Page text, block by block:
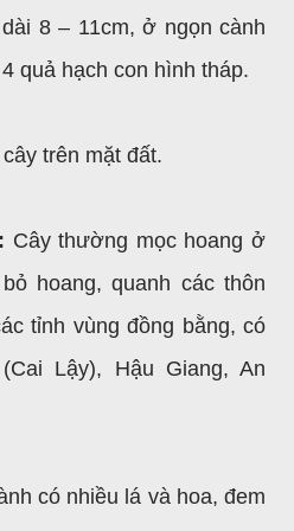
8 – 11cm, ở ngọn cành
quả hạch con hình tháp.
trên mặt đất.
Cây thường mọc hoang ở
hoang, quanh các thôn
tỉnh vùng đồng bằng, có
Lậy), Hậu Giang, An
có nhiều lá và hoa, đem